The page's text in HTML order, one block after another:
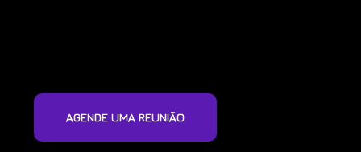
AGENDE UMA REUNIÃO